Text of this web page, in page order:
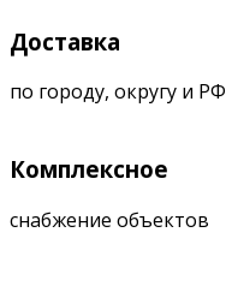
Доставка
по городу, округу и РФ
Комплексное
снабжение объектов